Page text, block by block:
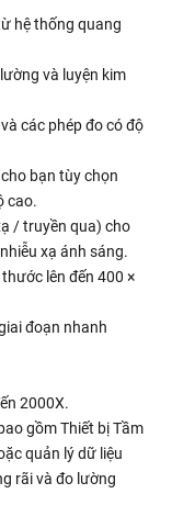
hệ thống quang
và luyện kim
các phép đo có độ
bạn tùy chọn
cao.
/ truyền qua) cho
xạ ánh sáng.
lên đến 400 ×
đoạn nhanh
2000X.
gồm Thiết bị Tầm
quản lý dữ liệu
rãi và đo lường